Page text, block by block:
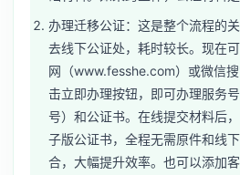
办理迁移公证：这是整个流程的
去线下公证处，耗时较长。现在
网（www.fesshe.com）或微信
击立即办理按钮，即可办理服务
号）和公证书。在线提交材料后
子版公证书，全程无需原件和线
合，大幅提升效率。也可以添加